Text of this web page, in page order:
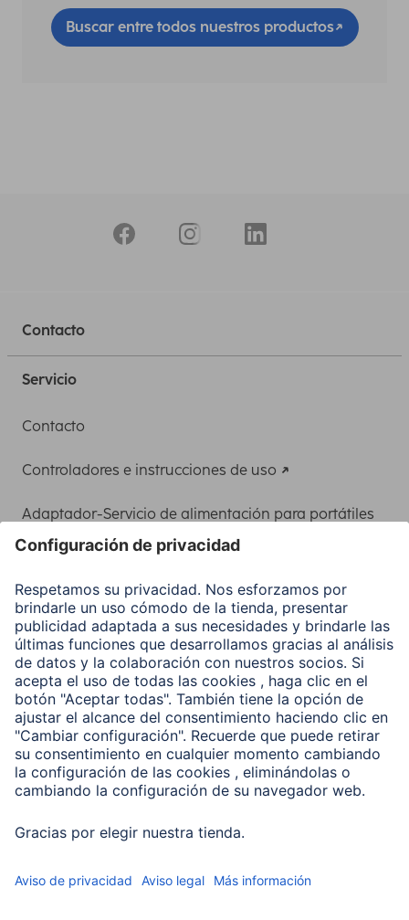
Buscar entre todos nuestros productos
Contacto
Servicio
Contacto
Controladores e instrucciones de uso
Adaptador-Servicio de alimentación para portátiles
Clientes online
Conviértete en distribuidor
Compañía
Historia de la empresa
Hama en todo el Mundo
Sostenibilidad
Business-Portal